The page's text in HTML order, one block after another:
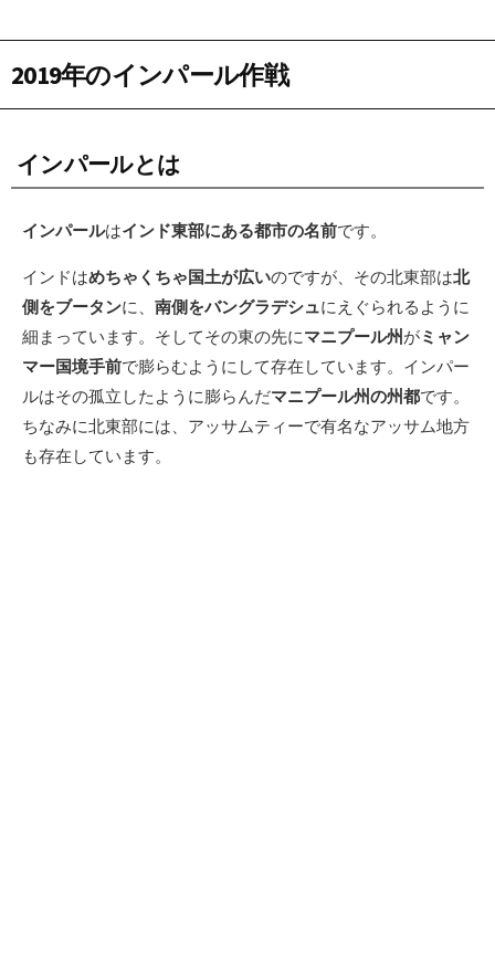
2019年のインパール作戦
インパールとは
インパールはインド東部にある都市の名前です。
インドはめちゃくちゃ国土が広いのですが、その北東部は北
側をブータンに、 南側をバングラデシュにえぐられるように
細まっています。そしてその東の先にマニプール州がミャン
マー国境手前で膨らむようにして存在しています。インパー
ルはその孤立したように膨らんだマニプール州の州都です。
ちなみに北東部には、アッサムティーで有名なアッサム地方
も存在しています。